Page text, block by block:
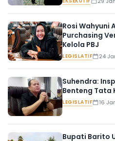
Rosi Wahyuni
Purchasing
Kelola PBJ
LEGISLATIF 24
Suhendra:
Benteng Tata
LEGISLATIF 16
Bupati Barito